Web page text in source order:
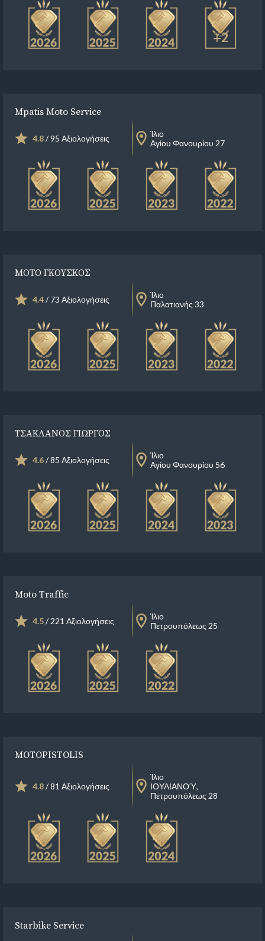
+2
Mpatis Moto Service
4.8/ 95 Αξιολογήσεις
Ίλιο
Αγίου Φανουρίου 27
ΜΟΤΟ ΓΚΟΥΣΚΟΣ
4.4/ 73 Αξιολογήσεις
Ίλιο
Παλατιανής 33
ΤΣΑΚΛΑΝΟΣ ΓΙΩΡΓΟΣ
4.6/ 85 Αξιολογήσεις
Ίλιο
Αγίου Φανουρίου 56
Moto Traffic
4.5/ 221 Αξιολογήσεις
Ίλιο
Πετρουπόλεως 25
MOTOPISTOLIS
4.8/ 81 Αξιολογήσεις
Ίλιο
ΙΟΥΛΙΑΝΟΎ,
Πετρουπόλεως 28
Starbike Service